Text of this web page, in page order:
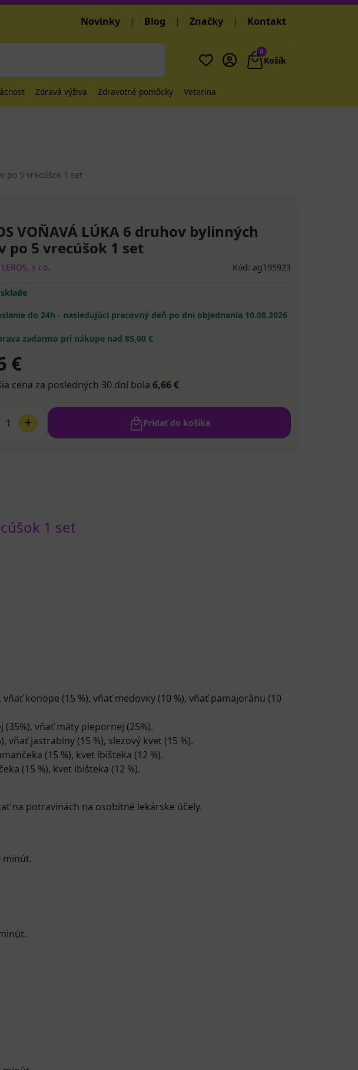
Novinky | Blog | Značky | Kontakt
0
Košík
Zdravá výživa Zdravotné pomôcky Veterina
po 5 vrecúšok 1 set
VOŇAVÁ LÚKA 6 druhov bylinných
po 5 vrecúšok 1 set
LEROS, s r.o. Kód: ag195923
do 24h - nasledujúci pracovný deň po dni objednania 10.08.2026
zadarmo pri nákupe nad 85,00 €
€
cena za posledných 30 dní bola 6,66 €
1 Pridať do košíka
1 set
konope (15 %), vňať medovky (10 %), vňať pamajoránu (10
vňať mäty piepornej (25%).
jastrabiny (15 %), slezový kvet (15 %).
(15 %), kvet ibišteka (12 %).
(15 %), kvet ibišteka (12 %).
na potravinách na osobitné lekárske účely.
minút.